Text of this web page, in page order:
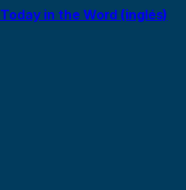
Today in the Word (inglés)